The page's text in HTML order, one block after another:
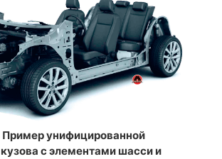
Пример унифицированной
с элементами шасси и